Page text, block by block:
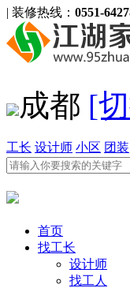
| 装修热线： 0551-
成都 [
工长 设计师 小区 团装
首页
找工长
设计师
找工人